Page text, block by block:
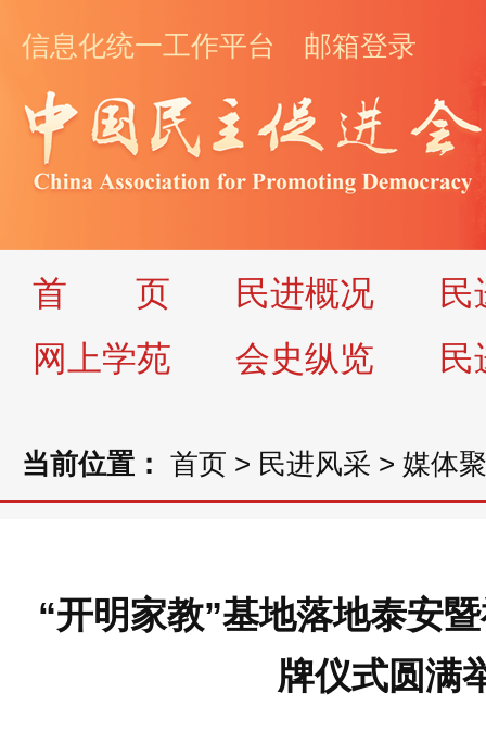
信息化统一工作平台 邮箱登录
首 页 民进概况
民
网上学苑
会史纵览 民
当前位置： 首页 > 民进风采 > 媒体
“开明家教”基地落地泰安
牌仪式圆满